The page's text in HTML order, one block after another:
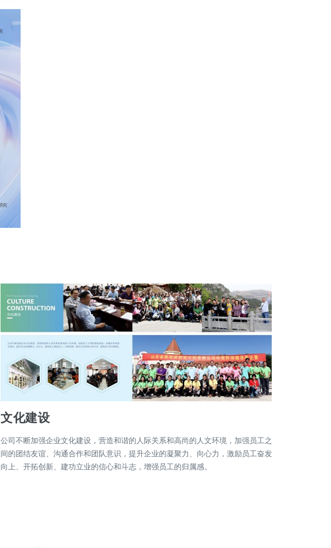
文化建设
公司不断加强企业文化建设，营造和谐的人际关系和高尚的人文环境，加强员工之
间的团结友谊、沟通合作和团队意识，提升企业的凝聚力、向心力，激励员工奋发
向上、开拓创新、建功立业的信心和斗志，增强员工的归属感。